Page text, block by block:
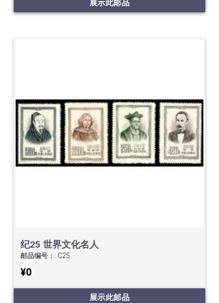
展示此邮品
纪25 世界文化名人
邮品编号：: C25
¥0
展示此邮品